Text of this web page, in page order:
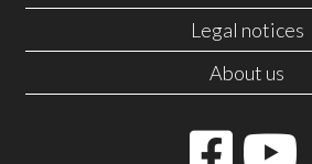
Legal notices
About us